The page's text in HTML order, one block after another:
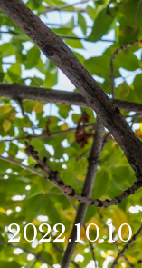
2022.10.10